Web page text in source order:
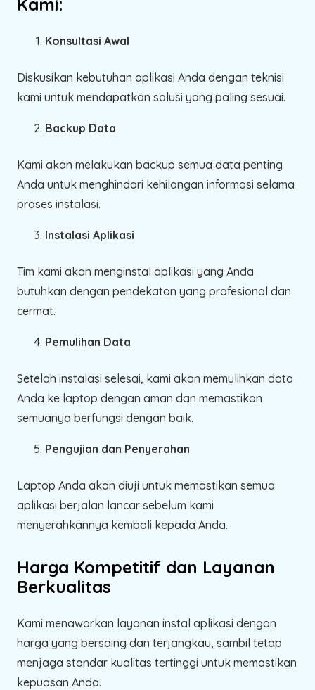
Konsultasi Awal
Diskusikan kebutuhan aplikasi Anda dengan teknisi
kami untuk mendapatkan solusi yang paling sesuai.
Backup Data
Kami akan melakukan backup semua data penting
Anda untuk menghindari kehilangan informasi selama
proses instalasi.
Instalasi Aplikasi
Tim kami akan menginstal aplikasi yang Anda
butuhkan dengan pendekatan yang profesional dan
cermat.
Pemulihan Data
Setelah instalasi selesai, kami akan memulihkan data
Anda ke laptop dengan aman dan memastikan
semuanya berfungsi dengan baik.
Pengujian dan Penyerahan
Laptop Anda akan diuji untuk memastikan semua
aplikasi berjalan lancar sebelum kami
menyerahkannya kembali kepada Anda.
Harga Kompetitif dan Layanan
Berkualitas
Kami menawarkan layanan instal aplikasi dengan
harga yang bersaing dan terjangkau, sambil tetap
menjaga standar kualitas tertinggi untuk memastikan
kepuasan Anda.